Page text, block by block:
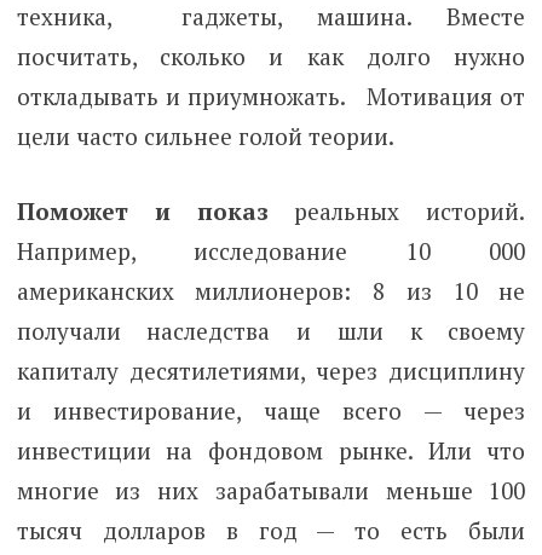
техника, гаджеты, машина. Вместе
посчитать, сколько и как долго нужно
откладывать и приумножать. Мотивация от
цели часто сильнее голой теории.
Поможет и показ реальных историй.
Например, исследование 10 000
американских миллионеров: 8 из 10 не
получали наследства и шли к своему
капиталу десятилетиями, через дисциплину
и инвестирование, чаще всего — через
инвестиции на фондовом рынке. Или что
многие из них зарабатывали меньше 100
тысяч долларов в год — то есть были